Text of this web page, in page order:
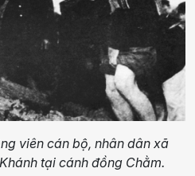
viên cán bộ, nhân dân xã
tại cánh đồng Chằm.